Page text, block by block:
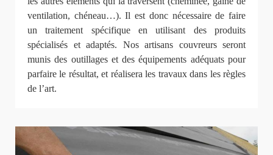
ventilation, chéneau…). Il est donc nécessaire de faire
un traitement spécifique en utilisant des produits
spécialisés et adaptés. Nos artisans couvreurs seront
munis des outillages et des équipements adéquats pour
parfaire le résultat, et réalisera les travaux dans les règles
de l’art.